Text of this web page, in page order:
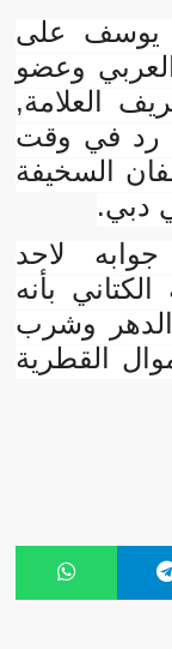
يوسف على
وعضو
العلامة,
رد في وقت
السخيفة
دبي.
لاحد
بأنه
وشرب
القطرية